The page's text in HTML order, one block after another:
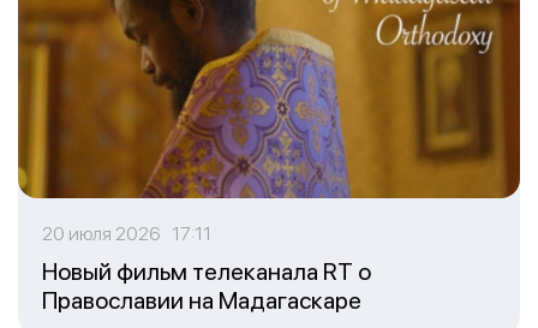
20 июля 2026 17:11
Новый фильм телеканала RT о
Православии на Мадагаскаре